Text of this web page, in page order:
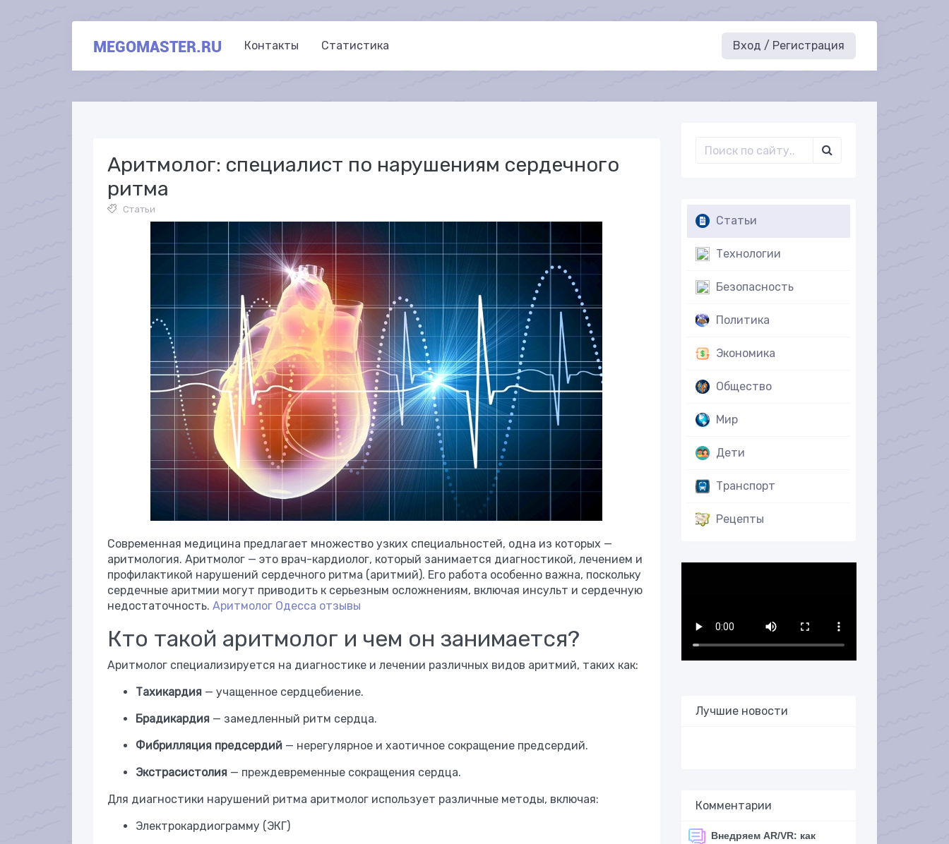
MEGOMASTER.RU Контакты Статистика Вход / Регистрация
Аритмолог: специалист по нарушениям сердечного
ритма
Статьи
Современная медицина предлагает множество узких специальностей, одна из которых —
аритмология. Аритмолог — это врач-кардиолог, который занимается диагностикой, лечением и
профилактикой нарушений сердечного ритма (аритмий). Его работа особенно важна, поскольку
сердечные аритмии могут приводить к серьезным осложнениям, включая инсульт и сердечную
недостаточность. Аритмолог Одесса отзывы
Кто такой аритмолог и чем он занимается?
Аритмолог специализируется на диагностике и лечении различных видов аритмий, таких как:
Тахикардия — учащенное сердцебиение.
Брадикардия — замедленный ритм сердца.
Фибрилляция предсердий — нерегулярное и хаотичное сокращение предсердий.
Экстрасистолия — преждевременные сокращения сердца.
Для диагностики нарушений ритма аритмолог использует различные методы, включая:
Электрокардиограмму (ЭКГ)
Статьи
Технологии
Безопасность
Политика
Экономика
Общество
Мир
Дети
Транспорт
Рецепты
Лучшие новости
Комментарии
Внедряем AR/VR: как